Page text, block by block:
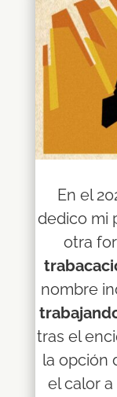
En el
dedico mi
otra
nombre
tras el
la opción
el calor